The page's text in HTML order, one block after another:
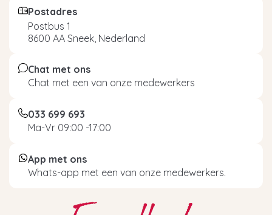
Postadres
Postbus 1
8600 AA Sneek, Nederland
Chat met ons
Chat met een van onze medewerkers
033 699 693
Ma-Vr 09:00 -17:00
App met ons
Whats-app met een van onze medewerkers.